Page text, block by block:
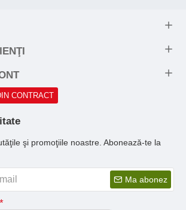
CONTRACT
şi promoţiile noastre. Abonează-te la
Ma abonez